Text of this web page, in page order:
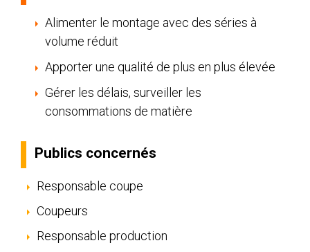
Alimenter le montage avec des séries à
volume réduit
Apporter une qualité de plus en plus élevée
Gérer les délais, surveiller les
consommations de matière
Publics concernés
Responsable coupe
Coupeurs
Responsable production